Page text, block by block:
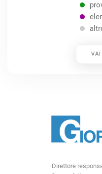
VAI
Direttore